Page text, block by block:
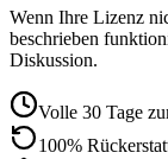
Wenn Ihre Lizenz
beschrieben
Diskussion.
Volle 30 Tage
100%